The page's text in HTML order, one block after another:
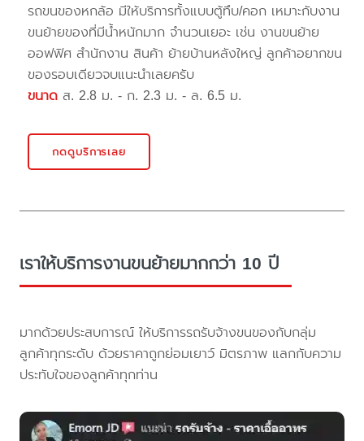
รถขนของหกล้อ มีให้บริการทั้งแบบตู้ทึบ/คอก เหมาะกับงาน
ขนย้ายของที่มีน้ำหนักมาก จำนวนเยอะ เช่น งานขนย้าย
ออฟฟิศ สำนักงาน สินค้า ย้ายบ้านหลังใหญ่ ลูกค้าอยากขน
ของรอบเดียวจบแนะนำเลยครับ
ขนาด ส. 2.8 ม. - ก. 2.3 ม. - ล. 6.5 ม.
กดดูบริการเลย
เราให้บริการงานขนย้ายมากกว่า 10 ปี
มากด้วยประสบการณ์ ให้บริการรถรับจ้างขนของกับกลุ่ม
ลูกค้าทุกระดับ ด้วยราคาถูกย่อมเยาว์ มิตรภาพ แลกกับความ
ประทับใจของลูกค้าทุกท่าน